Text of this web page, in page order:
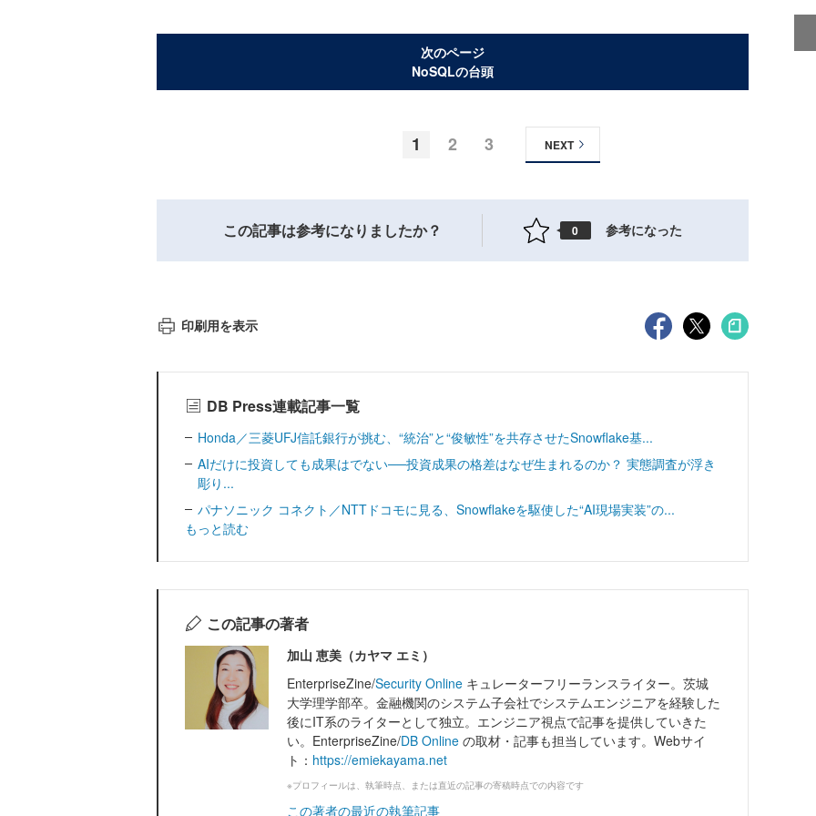
次のページ
NoSQLの台頭
1 2 3 NEXT
この記事は参考になりましたか？ 0 参考になった
印刷用を表示
DB Press連載記事一覧
Honda／三菱UFJ信託銀行が挑む、“統治”と“俊敏性”を共存させたSnowflake基...
AIだけに投資しても成果はでない──投資成果の格差はなぜ生まれるのか？ 実態調査が浮き
彫り...
パナソニック コネクト／NTTドコモに見る、Snowflakeを駆使した“AI現場実装”の...
もっと読む
この記事の著者
加山 恵美（カヤマ エミ）
EnterpriseZine/Security Online キュレーターフリーランスライター。茨城
大学理学部卒。金融機関のシステム子会社でシステムエンジニアを経験した
後にIT系のライターとして独立。エンジニア視点で記事を提供していきた
い。EnterpriseZine/DB Online の取材・記事も担当しています。Webサイ
ト： https://emiekayama.net
※プロフィールは、執筆時点、または直近の記事の寄稿時点での内容です
この著者の最近の執筆記事